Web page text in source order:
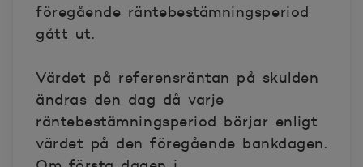
föregående räntebestämningsperiod
gått ut.
Värdet på referensräntan på skulden
ändras den dag då varje
räntebestämningsperiod börjar enligt
värdet på den föregående bankdagen.